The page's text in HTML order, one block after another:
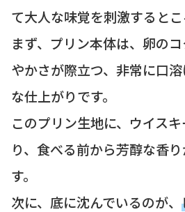
て大人な味覚を刺激するとこ
まず、プリン本体は、卵の
やかさが際立つ、非常に口
な仕上がりです。
このプリン生地に、ウイス
り、食べる前から芳醇な香
す。
次に、底に沈んでいるのが、